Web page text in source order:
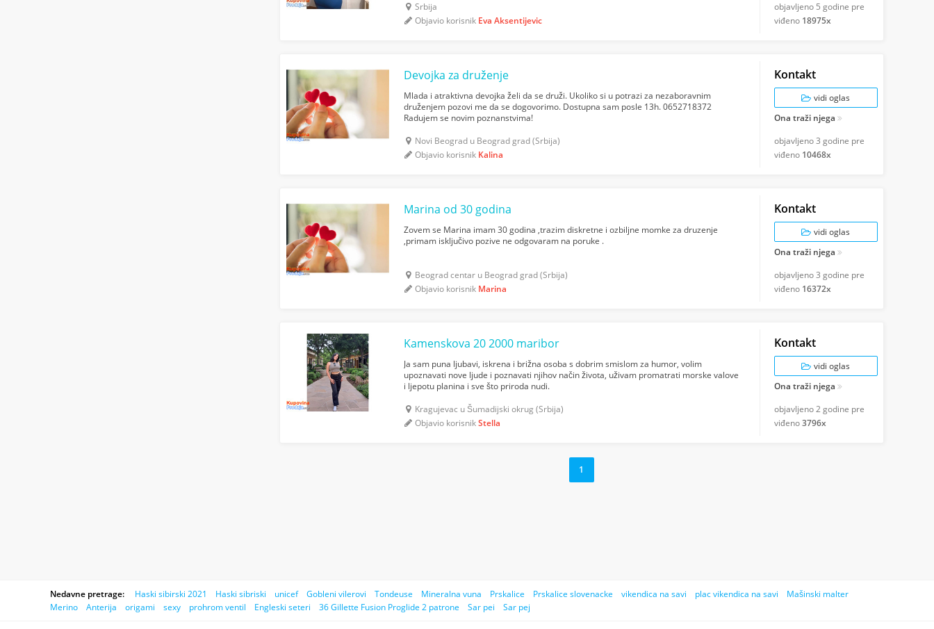
Srbija
Objavio korisnik Eva Aksentijevic
objavljeno 5 godine pre
viđeno 18975x
Devojka za druženje
Mlada i atraktivna devojka želi da se druži. Ukoliko si u potrazi za nezaboravnim
druženjem pozovi me da se dogovorimo. Dostupna sam posle 13h. 0652718372
Radujem se novim poznanstvima!
Novi Beograd u Beograd grad (Srbija)
Objavio korisnik Kalina
Kontakt
vidi oglas
Ona traži njega
objavljeno3 godine pre
viđeno 10468x
Marina od 30 godina
Zovem se Marina imam 30 godina ,trazim diskretne i ozbiljne momke za druzenje
,primam isključivo pozive ne odgovaram na poruke .
Beograd centar u Beograd grad (Srbija)
Objavio korisnik Marina
Kontakt
vidi oglas
Ona traži njega
objavljeno3 godine pre
viđeno 16372x
Kamenskova 20 2000 maribor
Ja sam puna ljubavi, iskrena i brižna osoba s dobrim smislom za humor, volim
upoznavati nove ljude i poznavati njihov način života, uživam promatrati morske valove
i ljepotu planina i sve što priroda nudi.
Kragujevac u Šumadijski okrug (Srbija)
Objavio korisnikStella
Kontakt
vidi oglas
Ona traži njega
objavljeno2 godine pre
viđeno3796x
1
Nedavne pretrage: Haski sibirski 2021 Haski sibriski unicef Gobleni vilerovi Tondeuse Mineralna vuna Prskalice Prskalice slovenacke vikendica na savi plac vikendica na savi
Mašinski malter
Merino
Anterija origami sexy prohrom ventil Engleski seteri 36 Gillette Fusion Proglide 2 patrone Sar pei Sar pej